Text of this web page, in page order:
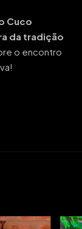
Cuco
da tradição
o encontro